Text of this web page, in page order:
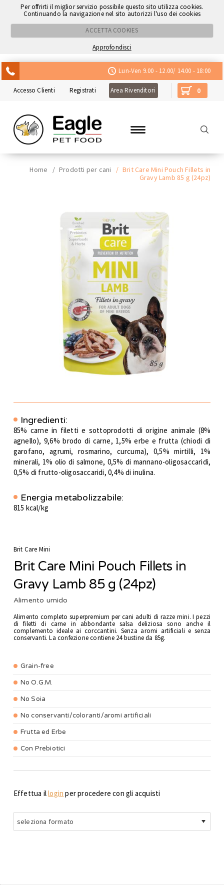
Per offrirti il miglior servizio possibile questo sito utilizza cookies.
Continuando la navigazione nel sito autorizzi l'uso dei cookies
ACCETTA COOKIES
Approfondisci
Lun-Ven 9.00 - 12.00/ 14.00 - 18:00
Accesso Clienti Registrati Area Rivenditori 0
Home / Prodotti per cani / Brit Care Mini Pouch Fillets in
Gravy Lamb 85 g (24pz)
Ingredienti:
85% carne in filetti e sottoprodotti di origine animale (8%
agnello), 9,6% brodo di carne, 1,5% erbe e frutta (chiodi di
garofano, agrumi, rosmarino, curcuma), 0,5% mirtilli, 1%
minerali, 1% olio di salmone, 0,5% di mannano-oligosaccaridi,
0,5% di frutto-oligosaccaridi, 0,4% di inulina.
Energia metabolizzabile:
815 kcal/kg
Brit Care Mini
Brit Care Mini Pouch Fillets in
Gravy Lamb 85 g (24pz)
Alimento umido
Alimento completo superpremium per cani adulti di razze mini. I pezzi
di filetti di carne in abbondante salsa deliziosa sono anche il
complemento ideale ai corccantini. Senza aromi artificiali e senza
conservanti. La confezione contiene 24 bustine da 85g.
Grain-free
No O.G.M.
No Soia
No conservanti/coloranti/aromi artificiali
Frutta ed Erbe
Con Prebiotici
Effettua illogin per procedere con gli acquisti
seleziona formato